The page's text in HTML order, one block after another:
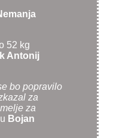
52 kg
Antonij
bo popravilo
za
za
Bojan